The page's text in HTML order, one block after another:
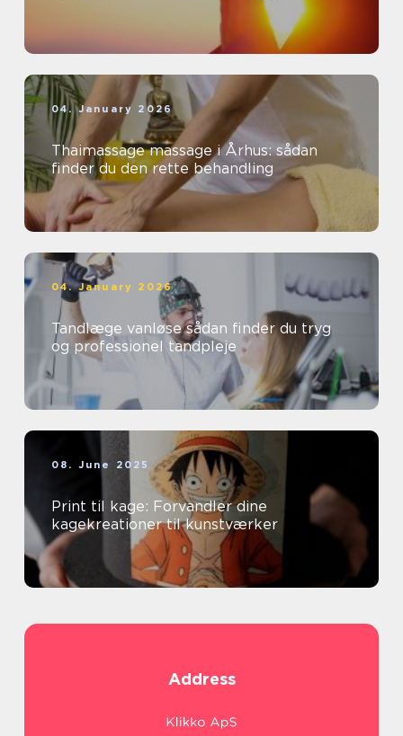
04. January 2026
Thaimassage massage i Århus: sådan
finder du den rette behandling
04. January 2026
Tandlæge vanløse sådan finder du tryg
og professionel tandpleje
08. June 2025
Print til kage: Forvandler dine
kagekreationer til kunstværker
Address